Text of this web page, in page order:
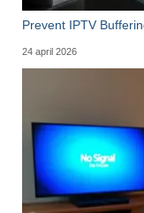
Prevent IPTV
24 april 2026